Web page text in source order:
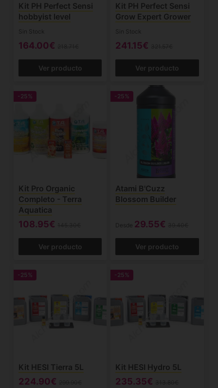
Kit PH Perfect Sensi
hobbyist level
Sin Stock
164.00€
Ver producto
Kit PH Perfect Sensi
Grow Expert Grower
Sin Stock
241.15€
Ver producto
-25%
Kit Pro Organic
Completo - Terra
Aquatica
108.95€
Ver producto
-25%
Atami B'Cuzz
Blossom Builder
Desde 29.55€
Ver producto
-25%
Kit HESI Tierra 5L
224.90€
-25%
Kit HESI Hydro 5L
235.35€